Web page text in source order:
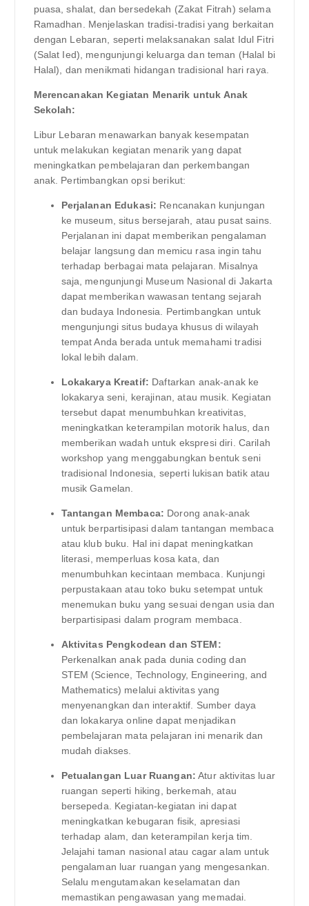
puasa, shalat, dan bersedekah (Zakat Fitrah) selama
Ramadhan. Menjelaskan tradisi-tradisi yang berkaitan
dengan Lebaran, seperti melaksanakan salat Idul Fitri
(Salat Ied), mengunjungi keluarga dan teman (Halal bi
Halal), dan menikmati hidangan tradisional hari raya.
Merencanakan Kegiatan Menarik untuk Anak
Sekolah:
Libur Lebaran menawarkan banyak kesempatan
untuk melakukan kegiatan menarik yang dapat
meningkatkan pembelajaran dan perkembangan
anak. Pertimbangkan opsi berikut:
Perjalanan Edukasi: Rencanakan kunjungan
ke museum, situs bersejarah, atau pusat sains.
Perjalanan ini dapat memberikan pengalaman
belajar langsung dan memicu rasa ingin tahu
terhadap berbagai mata pelajaran. Misalnya
saja, mengunjungi Museum Nasional di Jakarta
dapat memberikan wawasan tentang sejarah
dan budaya Indonesia. Pertimbangkan untuk
mengunjungi situs budaya khusus di wilayah
tempat Anda berada untuk memahami tradisi
lokal lebih dalam.
Lokakarya Kreatif: Daftarkan anak-anak ke
lokakarya seni, kerajinan, atau musik. Kegiatan
tersebut dapat menumbuhkan kreativitas,
meningkatkan keterampilan motorik halus, dan
memberikan wadah untuk ekspresi diri. Carilah
workshop yang menggabungkan bentuk seni
tradisional Indonesia, seperti lukisan batik atau
musik Gamelan.
Tantangan Membaca: Dorong anak-anak
untuk berpartisipasi dalam tantangan membaca
atau klub buku. Hal ini dapat meningkatkan
literasi, memperluas kosa kata, dan
menumbuhkan kecintaan membaca. Kunjungi
perpustakaan atau toko buku setempat untuk
menemukan buku yang sesuai dengan usia dan
berpartisipasi dalam program membaca.
Aktivitas Pengkodean dan STEM:
Perkenalkan anak pada dunia coding dan
STEM (Science, Technology, Engineering, and
Mathematics) melalui aktivitas yang
menyenangkan dan interaktif. Sumber daya
dan lokakarya online dapat menjadikan
pembelajaran mata pelajaran ini menarik dan
mudah diakses.
Petualangan Luar Ruangan: Atur aktivitas luar
ruangan seperti hiking, berkemah, atau
bersepeda. Kegiatan-kegiatan ini dapat
meningkatkan kebugaran fisik, apresiasi
terhadap alam, dan keterampilan kerja tim.
Jelajahi taman nasional atau cagar alam untuk
pengalaman luar ruangan yang mengesankan.
Selalu mengutamakan keselamatan dan
memastikan pengawasan yang memadai.